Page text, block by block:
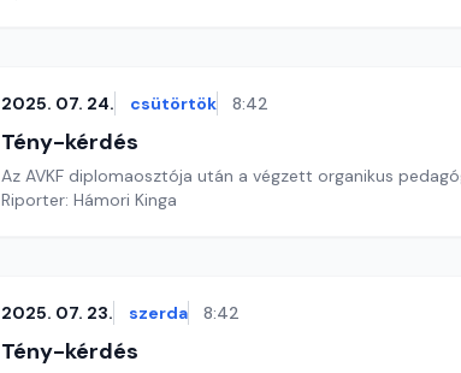
2025. 07. 24. csütörtök 8:42
Tény-kérdés
Az AVKF diplomaosztója után a végzett organikus
Riporter: Hámori Kinga
2025. 07. 23. szerda 8:42
Tény-kérdés